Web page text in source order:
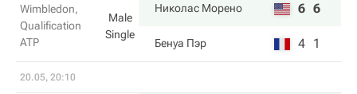
Wimbledon,
Qualification
ATP
Male
Single
Николас Морено 6 6
Бенуа Пэр 4 1
20.05, 20:10